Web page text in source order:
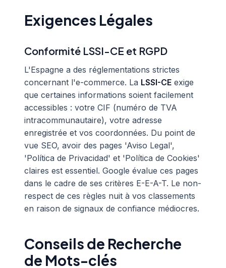
Exigences Légales
Conformité LSSI-CE et RGPD
L'Espagne a des réglementations strictes
concernant l'e-commerce. La LSSI-CE exige
que certaines informations soient facilement
accessibles : votre CIF (numéro de TVA
intracommunautaire), votre adresse
enregistrée et vos coordonnées. Du point de
vue SEO, avoir des pages 'Aviso Legal',
'Política de Privacidad' et 'Política de Cookies'
claires est essentiel. Google évalue ces pages
dans le cadre de ses critères E-E-A-T. Le non-
respect de ces règles nuit à vos classements
en raison de signaux de confiance médiocres.
Conseils de Recherche
de Mots-clés